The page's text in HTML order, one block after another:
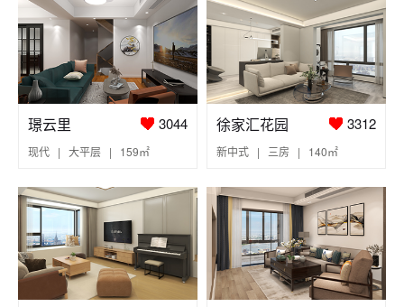
璟云里 3044
现代 | 大平层 | 159㎡
徐家汇花园 3312
新中式 | 三房 | 140㎡